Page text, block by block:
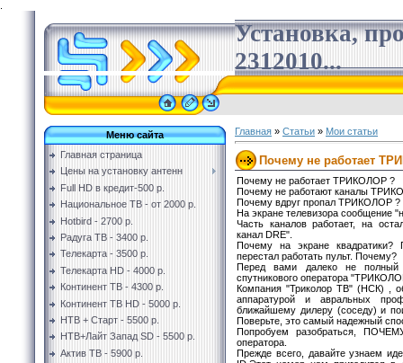
Установка,
2312010...
Меню сайта
Главная страница
Цены на установку антенн
Full HD в кредит-500 р.
Национальное ТВ - от 2000 р.
Hotbird - 2700 р.
Радуга ТВ - 3400 р.
Телекарта - 3500 р.
Телекарта HD - 4000 р.
Континент ТВ - 4300 р.
Континент ТВ HD - 5000 р.
НТВ + Старт - 5500 р.
НТВ+Лайт Запад SD - 5500 р.
Актив ТВ - 5900 р.
Главная » Статьи » Мои статьи
Почему не работает
Почему не работает ТРИКОЛОР ?
Почему не работают каналы
Почему вдруг пропал ТРИКОЛОР ?
На экране телевизора сообщение
Часть каналов работает, на
канал DRE".
Почему на экране квадратики?
перестал работать пульт. Почему?
Перед вами далеко не полный
спутникового оператора
Компания "Триколор ТВ" (НСК) ,
аппаратурой и авральных
ближайшему дилеру (соседу) и
Поверьте, это самый надежный
Попробуем разобраться,
оператора.
Прежде всего, давайте узнаем